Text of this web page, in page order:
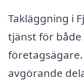
Takläggning i
tjänst för både
avgörande